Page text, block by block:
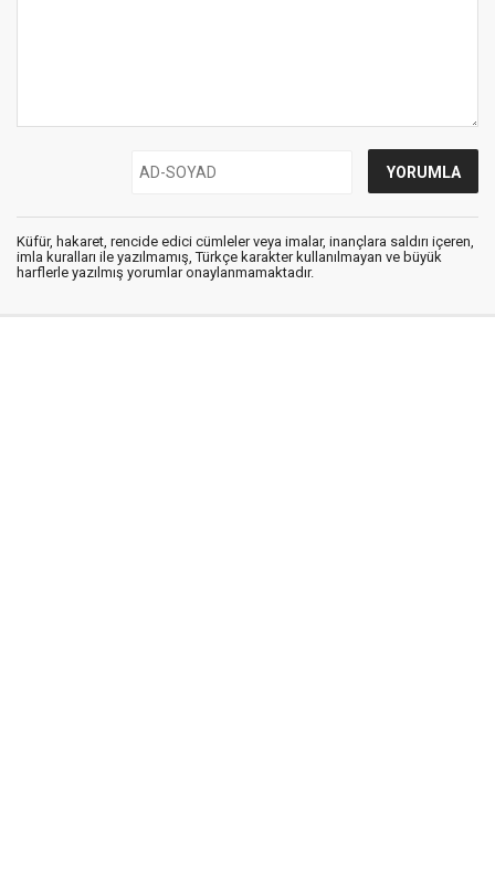
Küfür, hakaret, rencide edici cümleler veya imalar, inançlara saldırı içeren,
imla kuralları ile yazılmamış, Türkçe karakter kullanılmayan ve büyük
harflerle yazılmış yorumlar onaylanmamaktadır.